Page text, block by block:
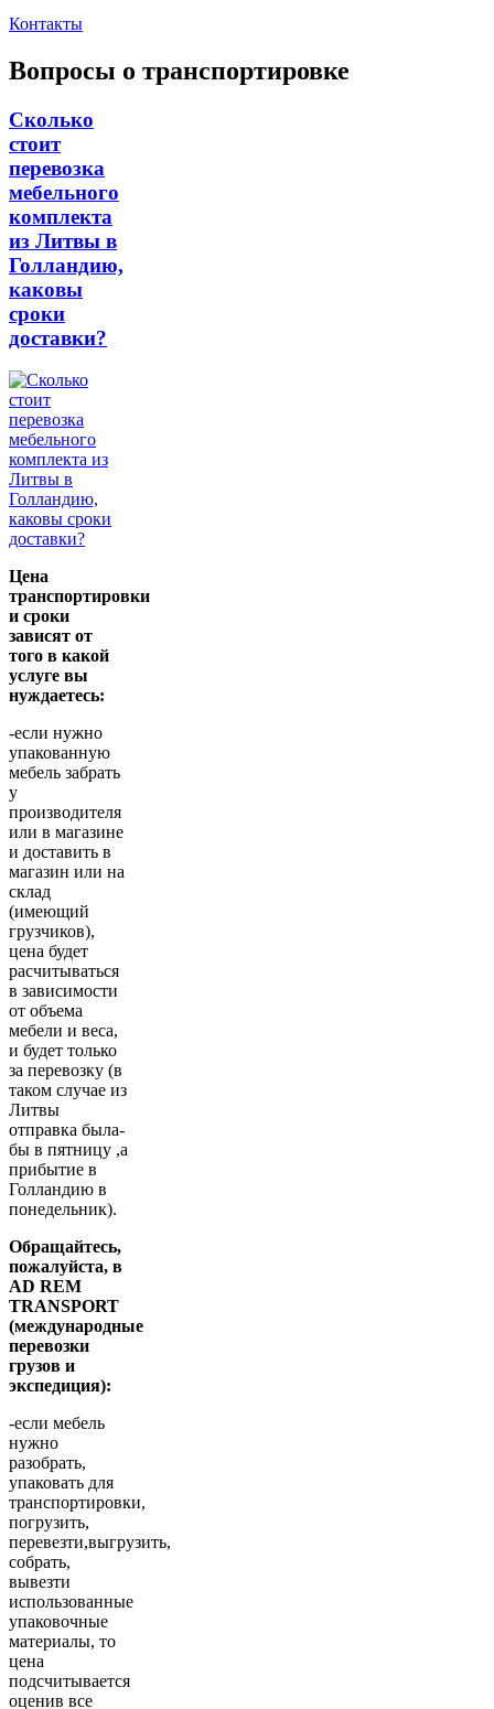
Контакты
Вопросы о транспортировке
Сколько
стоит
перевозка
мебельного
комплекта
из Литвы в
Голландию,
каковы
сроки
доставки?
Цена
транспортировки
и сроки
зависят от
того в какой
услуге вы
нуждаетесь:
-если нужно
упакованную
мебель забрать
у
производителя
или в магазине
и доставить в
магазин или на
склад
(имеющий
грузчиков),
цена будет
расчитываться
в зависимости
от объема
мебели и веса,
и будет только
за перевозку (в
таком случае из
Литвы
отправка была-
бы в пятницу ,а
прибытие в
Голландию в
понедельник).
Обращайтесь,
пожалуйста, в
AD REM
TRANSPORT
(международные
перевозки
грузов и
экспедиция):
-если мебель
нужно
разобрать,
упаковать для
транспортировки,
погрузить,
перевезти,выгрузить,
собрать,
вывезти
использованные
упаковочные
материалы, то
цена
подсчитывается
оценив все